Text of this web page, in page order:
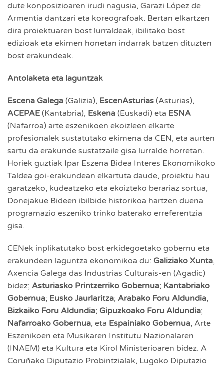
dute konposizioaren irudi nagusia, Garazi López de
Armentia dantzari eta koreografoak. Bertan elkartzen
dira proiektuaren bost lurraldeak, ibilitako bost
edizioak eta ekimen honetan indarrak batzen dituzten
bost erakundeak.
Antolaketa eta laguntzak
Escena Galega (Galizia), EscenAsturias (Asturias),
ACEPAE (Kantabria), Eskena (Euskadi) eta ESNA
(Nafarroa) arte eszenikoen ekoizleen elkarte
profesionalek sustatutako ekimena da CEN, eta aurten
sartu da erakunde sustatzaile gisa lurralde horretan.
Horiek guztiak Ipar Eszena Bidea Interes Ekonomikoko
Taldea goi-erakundean elkartuta daude, proiektu hau
garatzeko, kudeatzeko eta ekoizteko berariaz sortua,
Donejakue Bideen ibilbide historikoa hartzen duena
programazio eszeniko trinko baterako erreferentzia
gisa.
CENek inplikatutako bost erkidegoetako gobernu eta
erakundeen laguntza ekonomikoa du: Galiziako Xunta,
Axencia Galega das Industrias Culturais-en (Agadic)
bidez; Asturiasko Printzerriko Gobernua; Kantabriako
Gobernua; Eusko Jaurlaritza; Arabako Foru Aldundia,
Bizkaiko Foru Aldundia; Gipuzkoako Foru Aldundia;
Nafarroako Gobernua, eta Espainiako Gobernua, Arte
Eszenikoen eta Musikaren Institutu Nazionalaren
(INAEM) eta Kultura eta Kirol Ministerioaren bidez. A
Coruñako Diputazio Probintzialak, Lugoko Diputazio